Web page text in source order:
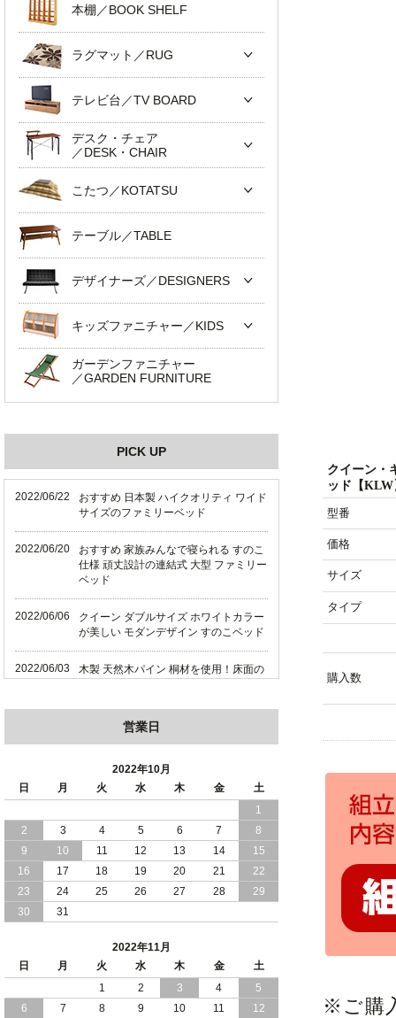
クイーン・
ッド【KLW
型番
価格
サイズ
タイプ
購入数
※ご購
本棚／BOOK SHELF
ラグマット／RUG
テレビ台／TV BOARD
デスク・チェア
／DESK・CHAIR
こたつ／KOTATSU
テーブル／TABLE
デザイナーズ／DESIGNERS
キッズファニチャー／KIDS
ガーデンファニチャー
／GARDEN FURNITURE
PICK UP
2022/06/22
おすすめ 日本製 ハイクオリティ ワイド
サイズのファミリーベッド
2022/06/20
おすすめ 家族みんなで寝られる すのこ
仕様 頑丈設計の連結式 大型 ファミリー
ベッド
2022/06/06
クイーン ダブルサイズ ホワイトカラー
が美しい モダンデザイン すのこベッド
2022/06/03
木製 天然木パイン 桐材を使用！床面の
おすすめ 木製 天然木パイン 使用！床面
2022/05/25
狭いお部屋におすすめ 省スペース 大容
量 収納ベッド
2022/05/22
おすすめ 高さが調節可能なシンプルす
のこベッド
2022/05/13 おすすめ シンプル デザイン ローベッド
ダン デザイン レザーベッド
2022/05/06
レザー 仕様の すのこベット ギャザリン
グ加工で高級感アップ
営業日
2022年10月
日
月 火 水 木 金
土
1
2
3 4 5 6 7
8
9
10 11 12 13 14
15
16
17 18 19 20 21
22
23
24 25 26 27 28
29
30
31
2022年11月
日
月 火 水 木 金
土
1
2 3 4
5
6
7 8 9 10 11
12